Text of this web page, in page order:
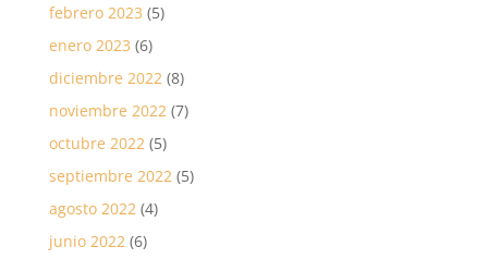
febrero 2023 (5)
enero 2023 (6)
diciembre 2022 (8)
noviembre 2022 (7)
octubre 2022 (5)
septiembre 2022 (5)
agosto 2022 (4)
junio 2022 (6)